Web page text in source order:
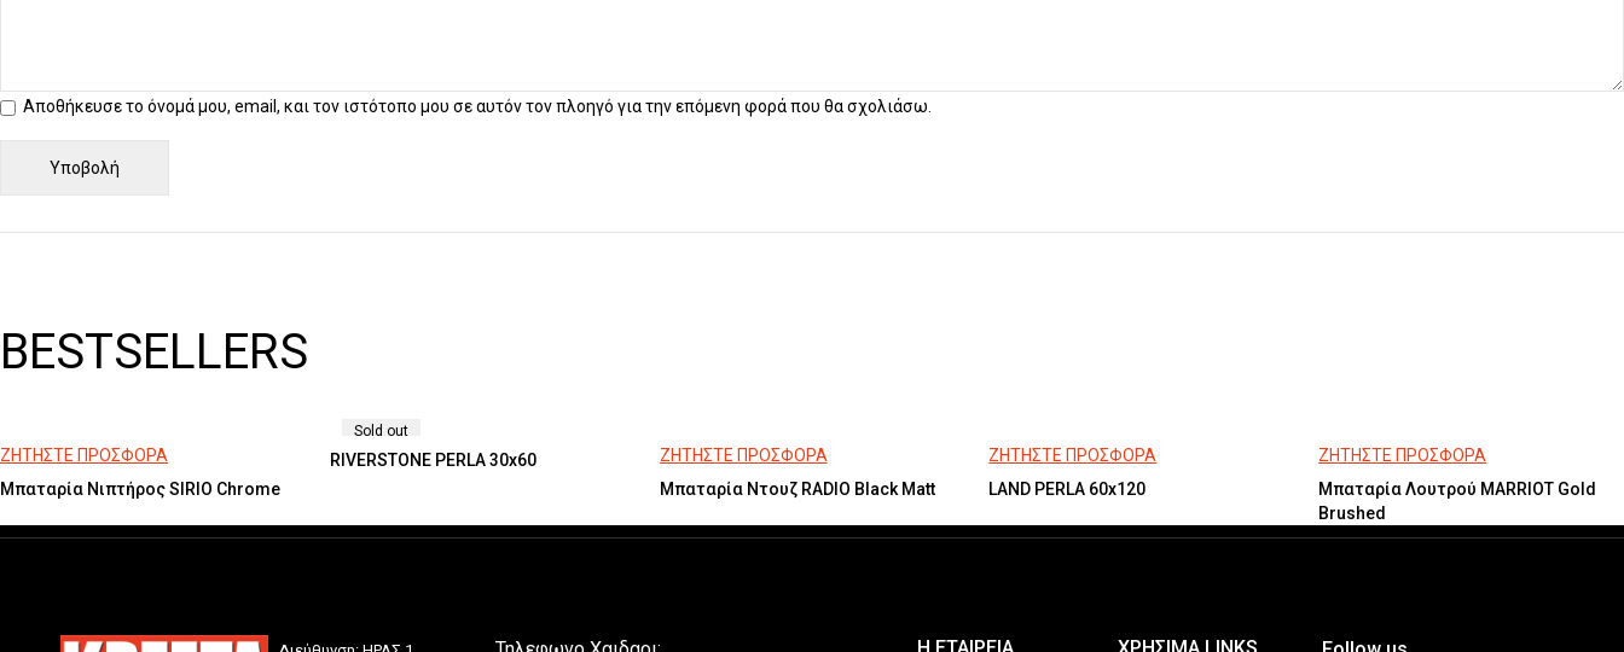
Αποθήκευσε το όνομά μου, email, και τον ιστότοπο μου σε αυτόν τον πλοηγό για την επόμενη φορά που θα σχολιάσω.
BESTSELLERS
ΖΗΤΗΣΤΕ ΠΡΟΣΦΟΡΑ
Μπαταρία Νιπτήρος SIRIO Chrome
Sold out
RIVERSTONE PERLA 30x60
ΖΗΤΗΣΤΕ ΠΡΟΣΦΟΡΑ
Μπαταρία Ντουζ RADIO Black Matt
ΖΗΤΗΣΤΕ ΠΡΟΣΦΟΡΑ
LAND PERLA 60x120
ΖΗΤΗΣΤΕ ΠΡΟΣΦΟΡΑ
Μπαταρία Λουτρού MARRIOT Gold
Brushed